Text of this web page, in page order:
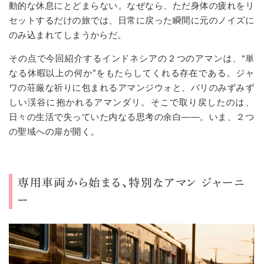
動的な休息にとどまらない。なぜなら、ただ身体の疲れをリ
セットするだけの旅では、日常に戻った瞬間に元のノイズに
のみ込まれてしまうからだ。
その点で今回紹介するインドネシアの２つのアマンは、“単
なる休暇以上の何か”をもたらしてくれる存在である。ジャ
ワの荘厳な祈りに包まれるアマンジウォと、バリのみずみず
しい渓谷に抱かれるアマンダリ。そこで取り戻したのは、
日々の生活で失っていた内なる思考の余白――。いま、２つ
の聖域への扉が開く。
専用車両から始まる、特別なアマン ジャーニ
ー